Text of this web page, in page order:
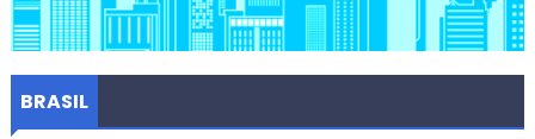
BRASIL